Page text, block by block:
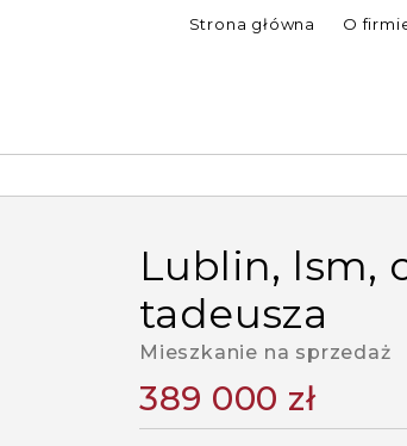
Strona główna O
lublin, lsm, os. mickiewicza, pana
tadeusza
Mieszkanie na sprzedaż
389 000 zł